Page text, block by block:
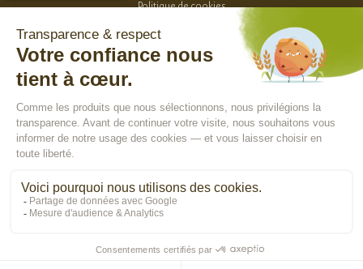
Politique de cookies
Classement des produits
Création MarketPlace par Sutunam
CONTACTEZ-NOUS
vous assurer une utilisation optimale de notre site Internet, réaliser des
statistiques de visite, vous proposer des services, des offres et des